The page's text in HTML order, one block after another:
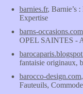
barnies.fr, Barnie’s
Expertise
barns-occasions.com
OPEL SAINTES -
fantaisie originaux,
barocco-design.com
Fauteuils,